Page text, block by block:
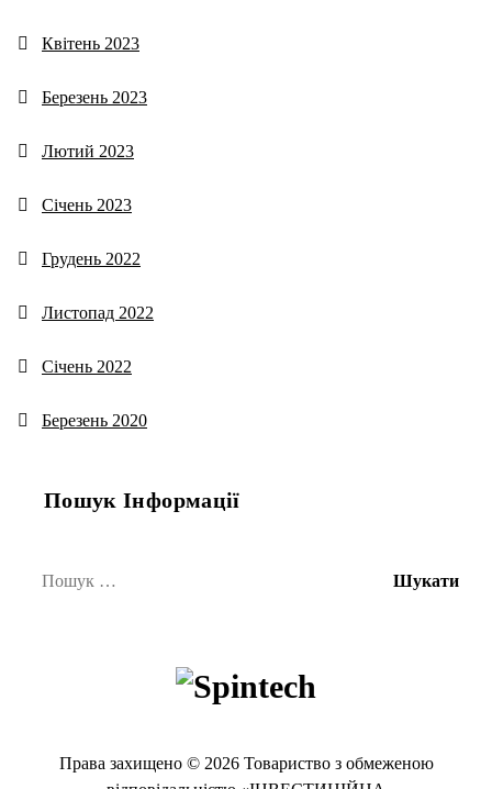
Квітень 2023
Березень 2023
Лютий 2023
Січень 2023
Грудень 2022
Листопад 2022
Січень 2022
Березень 2020
Пошук Інформації
Права захищено © 2026 Товариство з обмеженою